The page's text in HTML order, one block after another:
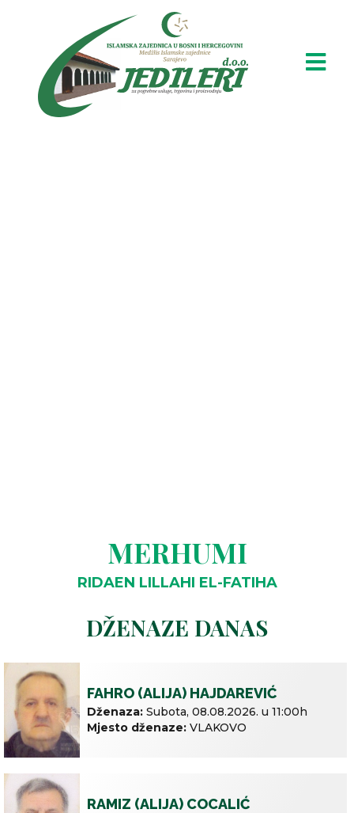
MERHUMI
RIDAEN LILLAHI EL-FATIHA
DŽENAZE DANAS
FAHRO (ALIJA) HAJDAREVIĆ
Dženaza: Subota, 08.08.2026. u 11:00h
Mjesto dženaze: VLAKOVO
RAMIZ (ALIJA) COCALIĆ